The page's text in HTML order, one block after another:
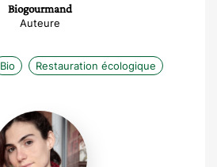
Biogourmand
Auteure
Bio Restauration écologique
Morgane
Schmitt
Giordano